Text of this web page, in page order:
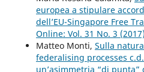
europea a stipulare
dell’EU-Singapore Free
Online: Vol. 31 No. 3
Matteo Monti, Sulla
federalising processes
un’asimmetria “di